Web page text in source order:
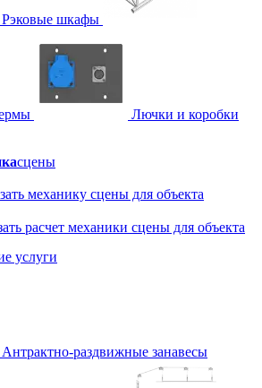
Рэковые шкафы
Лючки и коробки
сцены
механику сцены для объекта
расчет механики сцены для объекта
услуги
Антрактно-раздвижные занавесы